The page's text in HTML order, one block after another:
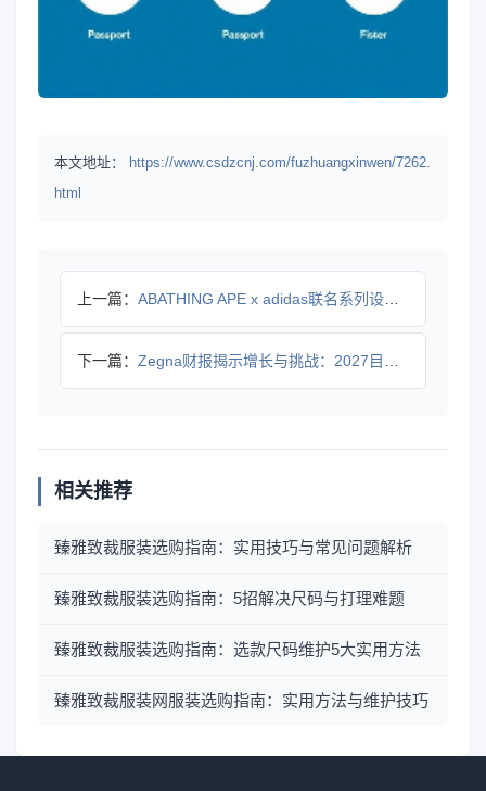
本文地址：
https://www.csdzcnj.com/fuzhuangxinwen/7262.
html
上一篇： ABATHING APE x adidas联名系列设计曝光，
下一篇： Zegna财报揭示增长与挑战：2027目标如何实现？
相关推荐
臻雅致裁服装选购指南：实用技巧与常见问题解析
臻雅致裁服装选购指南：5招解决尺码与打理难题
臻雅致裁服装选购指南：选款尺码维护5大实用方法
臻雅致裁服装网服装选购指南：实用方法与维护技巧